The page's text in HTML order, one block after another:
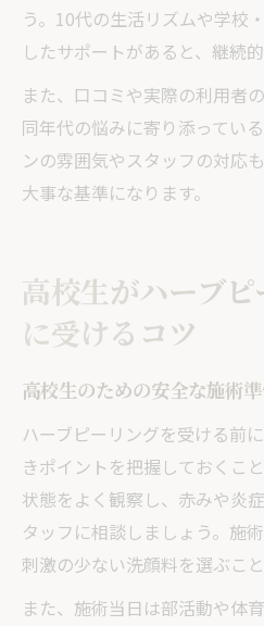
う。10代の生活リズムや学校
したサポートがあると、継続
また、口コミや実際の利用者
同年代の悩みに寄り添ってい
ンの雰囲気やスタッフの対応
大事な基準になります。
高校生がハーブ
に受けるコツ
高校生のための安全な施術
ハーブピーリングを受ける前
きポイントを把握しておくこ
状態をよく観察し、赤みや炎
タッフに相談しましょう。施
刺激の少ない洗顔料を選ぶこ
また、施術当日は部活動や体